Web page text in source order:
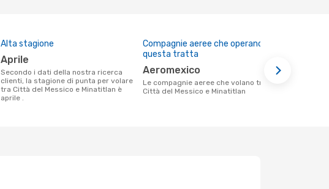
Alta stagione
aprile
Secondo i dati della nostra ricerca
clienti, la stagione di punta per volare
tra Città del Messico e Minatitlan è
aprile .
Compagnie aeree che operano su
questa tratta
Aeromexico
Le compagnie aeree che volano tra
Città del Messico e Minatitlan